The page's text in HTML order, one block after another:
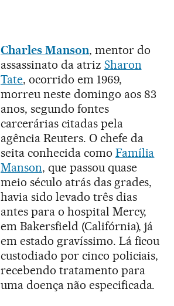
Charles Manson, mentor do
assassinato da atriz Sharon
Tate, ocorrido em 1969,
morreu neste domingo aos 83
anos, segundo fontes
carcerárias citadas pela
agência Reuters. O chefe da
seita conhecida como Família
Manson, que passou quase
meio século atrás das grades,
havia sido levado três dias
antes para o hospital Mercy,
em Bakersfield (Califórnia), já
em estado gravíssimo. Lá ficou
custodiado por cinco policiais,
recebendo tratamento para
uma doença não especificada.